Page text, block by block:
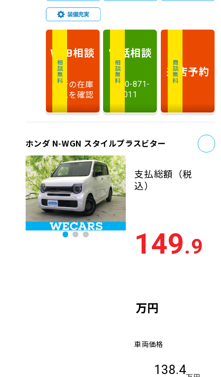
相談無料
WEB相談
最新の在庫
状況を確認
相談無料
電話相談
0120-871-
011
商談無料
来店予約
ホンダ N-WGN スタイルプラスビター
支払総額 （税
込）
149.9
万円
車両価格
138.4